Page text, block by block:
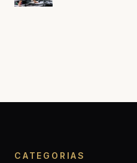
CATEGORIAS